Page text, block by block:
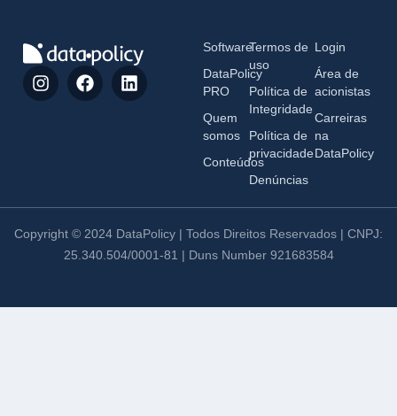
Software
DataPolicy
PRO
Quem
somos
Conteúdos
Termos de
uso
Política de
Integridade
Política de
privacidade
Denúncias
Login
Área de
acionistas
Carreiras
na
DataPolicy
Copyright © 2024 DataPolicy | Todos Direitos Reservados | CNPJ:
25.340.504/0001-81 | Duns Number 921683584